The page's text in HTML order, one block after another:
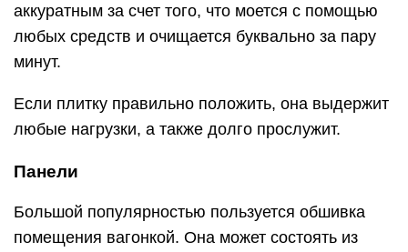
аккуратным за счет того, что моется с помощью
любых средств и очищается буквально за пару
минут.
Если плитку правильно положить, она выдержит
любые нагрузки, а также долго прослужит.
Панели
Большой популярностью пользуется обшивка
помещения вагонкой. Она может состоять из